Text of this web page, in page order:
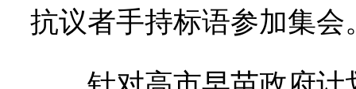
抗议者手持标语参加集会